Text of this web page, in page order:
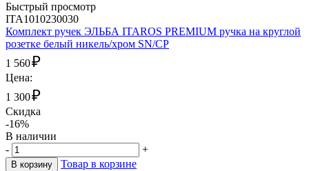
Быстрый просмотр
ITA1010230030
Комплект ручек ЭЛЬБА ITAROS PREMIUM ручка на круглой
розетке белый никель/хром SN/CP
1 560₽
Цена:
1 300₽
Скидка
-16%
В наличии
-
+
В корзину
Товар в корзине